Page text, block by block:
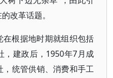
改革话题。
根据地时期就组织包括
，建政后，1950年7月成
统管供销、消费和手工